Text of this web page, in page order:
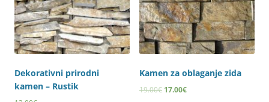
Dekorativni prirodni
kamen – Rustik
Kamen za oblaganje zida
19.00€ 17.00€